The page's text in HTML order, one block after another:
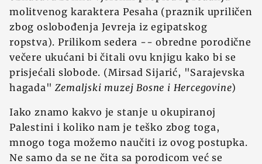
molitvenog karaktera Pesaha (praznik upriličen
zbog oslobođenja Jevreja iz egipatskog
ropstva). Prilikom sedera -- obredne porodične
večere ukućani bi čitali ovu knjigu kako bi se
prisjećali slobode. (Mirsad Sijarić, "Sarajevska
hagada"Zemaljski muzej Bosne i Hercegovine)
Iako znamo kakvo je stanje u okupiranoj
Palestini i koliko nam je teško zbog toga,
mnogo toga možemo naučiti iz ovog postupka.
Ne samo da se ne čita sa porodicom već se